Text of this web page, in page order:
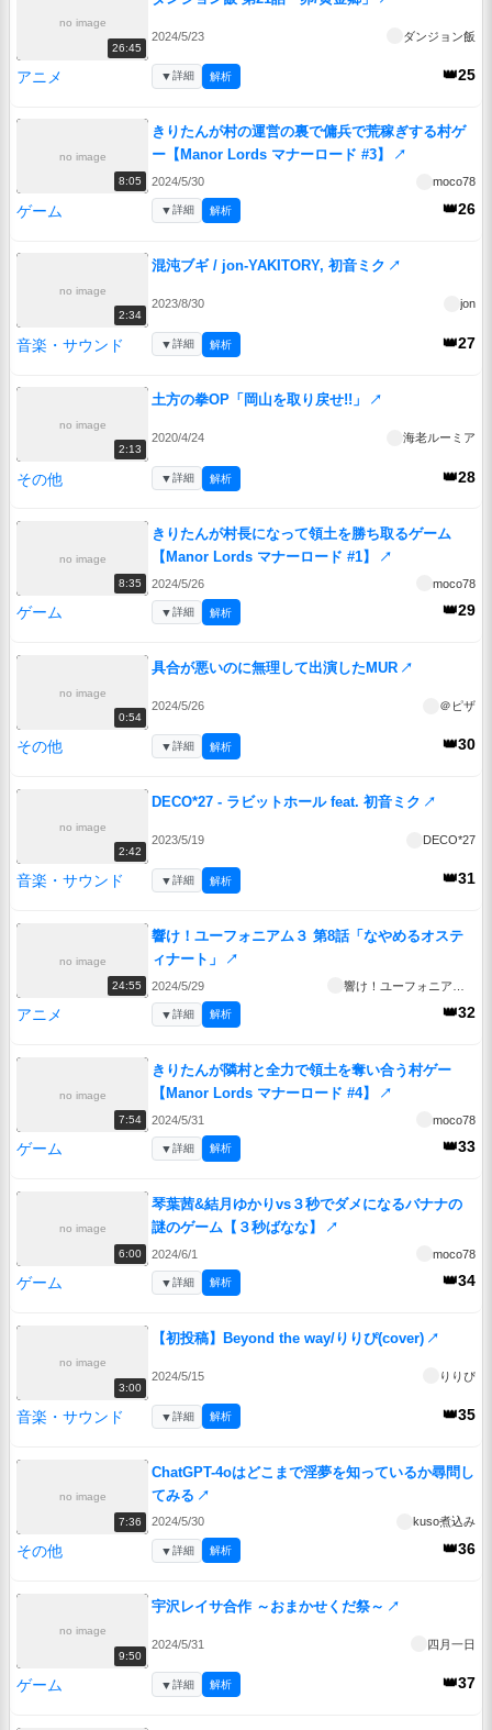
no image
26:45
2024/5/23 ダンジョン飯
アニメ 👑25
▼詳細 解析
no image
8:05
きりたんが村の運営の裏で傭兵で荒稼ぎする村ゲ
ー【Manor Lords マナーロード #3】
↗
2024/5/30 moco78
ゲーム 👑26
▼詳細 解析
no image
2:34
混沌ブギ / jon-YAKITORY, 初音ミク ↗
2023/8/30 jon
音楽・サウンド 👑27
▼詳細 解析
no image
2:13
土方の拳OP「岡山を取り戻せ!!」 ↗
2020/4/24 海老ルーミア
その他 👑28
▼詳細 解析
no image
8:35
きりたんが村長になって領土を勝ち取るゲーム
【Manor Lords マナーロード #1】
↗
2024/5/26 moco78
ゲーム 👑29
▼詳細 解析
no image
0:54
具合が悪いのに無理して出演したMUR ↗
2024/5/26 ＠ピザ
その他 👑30
▼詳細 解析
no image
2:42
DECO*27 - ラビットホール feat. 初音ミク ↗
2023/5/19 DECO*27
音楽・サウンド 👑31
▼詳細 解析
no image
24:55
響け！ユーフォニアム３ 第8話「なやめるオステ
ィナート」
↗
2024/5/29
アニメ 👑32
▼詳細 解析
no image
7:54
きりたんが隣村と全力で領土を奪い合う村ゲー
【Manor Lords マナーロード #4】
↗
2024/5/31 moco78
ゲーム 👑33
▼詳細 解析
no image
6:00
琴葉茜&結月ゆかりvs３秒でダメになるバナナの
謎のゲーム【３秒ばなな】
↗
2024/6/1 moco78
ゲーム 👑34
▼詳細 解析
no image
3:00
【初投稿】Beyond the way/りりぴ(cover) ↗
2024/5/15 りりぴ
音楽・サウンド 👑35
▼詳細 解析
no image
7:36
ChatGPT-4oはどこまで淫夢を知っているか尋問し
てみる ↗
2024/5/30 kuso煮込み
その他 👑36
▼詳細 解析
no image
9:50
宇沢レイサ合作 ～おまかせくだ祭～ ↗
2024/5/31 四月一日
ゲーム 👑37
▼詳細 解析